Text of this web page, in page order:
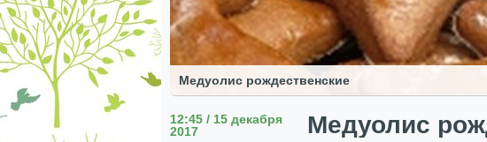
Медуолис рождественские
12:45 / 15 декабря
2017
Медуолис